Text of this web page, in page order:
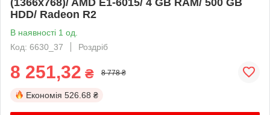
HDD/ Radeon R2
В наявності 1 од.
Код: 6630_37
Роздріб
8 251,32 ₴ 8 778 ₴
Економія 526.68 ₴